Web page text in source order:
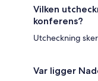
Vilken
konferens?
Utcheckning
Var ligger